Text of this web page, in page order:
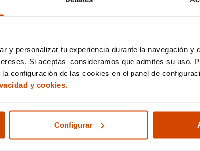
y personalizar tu experiencia durante la navegación y
Si aceptas, consideramos que admites su uso.
configuración de las cookies en el panel de
y cookies.
Configurar
Si lo
la venta